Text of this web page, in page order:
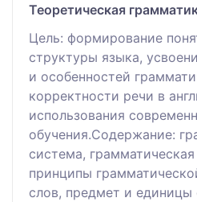
Теоретическая
Цель: формирование
структуры языка,
и особенностей
корректности речи в
использования
обучения.Содержание:
система,
принципы
слов, предмет и единицы